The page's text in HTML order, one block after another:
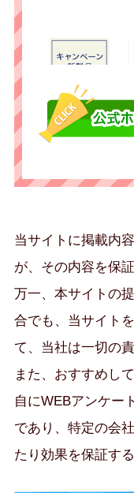
当サイトに掲載内
が、その内容を保
万一、本サイトの
合でも、当サイト
て、当社は一切の
また、おすすめし
自にWEBアンケー
であり、特定の会
たり効果を保証す